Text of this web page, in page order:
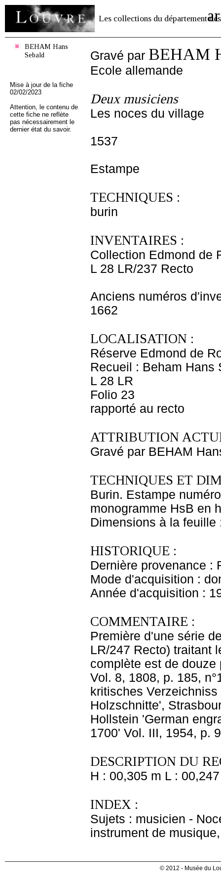
Les collections du département des
BEHAM Hans
Sebald
Mise à jour de la fiche
02/02/2023
Attention, le contenu de
cette fiche ne reflète
pas nécessairement le
dernier état du savoir.
Gravé par BEHAM
Ecole allemande
Deux musiciens
Les noces du village
1537
Estampe
TECHNIQUES :
burin
INVENTAIRES :
Collection Edmond de
L 28 LR/237 Recto
Anciens numéros
1662
LOCALISATION :
Réserve Edmond de
Recueil : Beham Hans
L 28 LR
Folio 23
rapporté au recto
ATTRIBUTION
Gravé par BEHAM
TECHNIQUES ET
Burin. Estampe
monogramme HsB en
Dimensions à la
HISTORIQUE :
Dernière provenance :
Mode d'acquisition :
Année d'acquisition :
COMMENTAIRE :
Première d'une série
LR/247 Recto) traitant
complète est de
Vol. 8, 1808, p. 185,
kritisches
Holzschnitte',
Hollstein 'German
1700' Vol. III, 1954, p.
DESCRIPTION DU
H : 00,305 m L :
INDEX :
Sujets : musicien -
instrument de
© 2012 - Musée du